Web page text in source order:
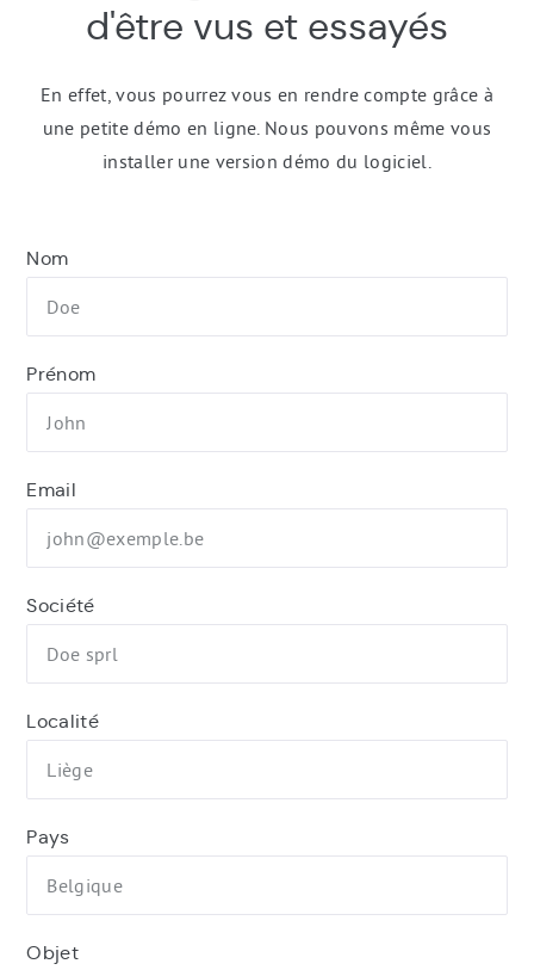
d'être vus et essayés
En effet, vous pourrez vous en rendre compte grâce à
une petite démo en ligne. Nous pouvons même vous
installer une version démo du logiciel.
Nom
Prénom
Email
Société
Localité
Pays
Objet